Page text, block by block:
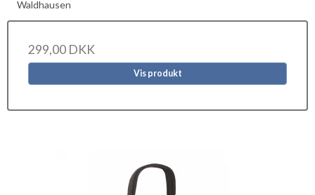
Waldhausen
299,00 DKK
Vis produkt